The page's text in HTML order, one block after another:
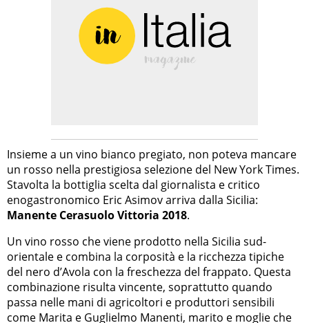
Insieme a un vino bianco pregiato, non poteva mancare
un rosso nella prestigiosa selezione del New York Times.
Stavolta la bottiglia scelta dal giornalista e critico
enogastronomico Eric Asimov arriva dalla Sicilia:
Manente Cerasuolo Vittoria 2018.
Un vino rosso che viene prodotto nella Sicilia sud-
orientale e combina la corposità e la ricchezza tipiche
del nero d’Avola con la freschezza del frappato. Questa
combinazione risulta vincente, soprattutto quando
passa nelle mani di agricoltori e produttori sensibili
come Marita e Guglielmo Manenti, marito e moglie che